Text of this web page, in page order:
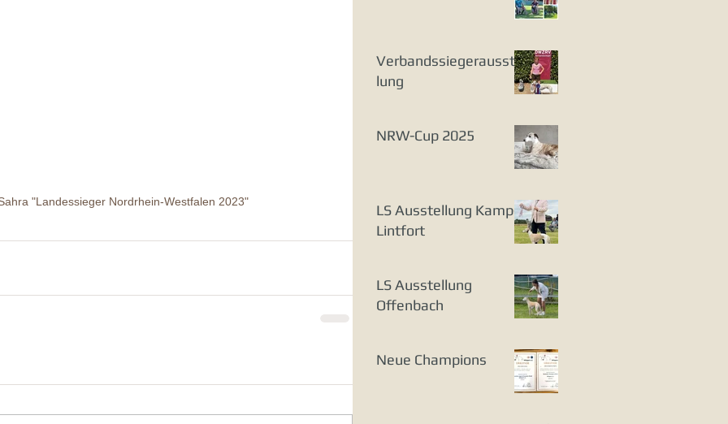
"Landessieger Nordrhein-Westfalen 2023"
Verbandssiegerausstel
lung
NRW-Cup 2025
LS Ausstellung Kamp-
Lintfort
LS Ausstellung
Offenbach
Neue Champions